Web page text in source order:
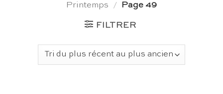
Printemps
/ Page 49
FILTRER